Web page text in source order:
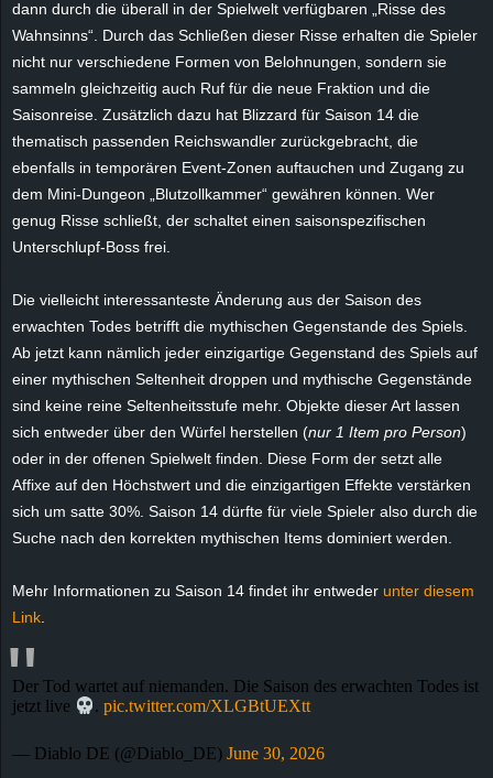
dann durch die überall in der Spielwelt verfügbaren „Risse des
Wahnsinns“. Durch das Schließen dieser Risse erhalten die Spieler
nicht nur verschiedene Formen von Belohnungen, sondern sie
sammeln gleichzeitig auch Ruf für die neue Fraktion und die
Saisonreise. Zusätzlich dazu hat Blizzard für Saison 14 die
thematisch passenden Reichswandler zurückgebracht, die
ebenfalls in temporären Event-Zonen auftauchen und Zugang zu
dem Mini-Dungeon „Blutzollkammer“ gewähren können. Wer
genug Risse schließt, der schaltet einen saisonspezifischen
Unterschlupf-Boss frei.
Die vielleicht interessanteste Änderung aus der Saison des
erwachten Todes betrifft die mythischen Gegenstande des Spiels.
Ab jetzt kann nämlich jeder einzigartige Gegenstand des Spiels auf
einer mythischen Seltenheit droppen und mythische Gegenstände
sind keine reine Seltenheitsstufe mehr. Objekte dieser Art lassen
sich entweder über den Würfel herstellen (nur 1 Item pro Person)
oder in der offenen Spielwelt finden. Diese Form der setzt alle
Affixe auf den Höchstwert und die einzigartigen Effekte verstärken
sich um satte 30%. Saison 14 dürfte für viele Spieler also durch die
Suche nach den korrekten mythischen Items dominiert werden.
Mehr Informationen zu Saison 14 findet ihr entweder unter diesem
Link.
Der Tod wartet auf niemanden. Die Saison des erwachten Todes ist
jetzt live
.pic.twitter.com/XLGBtUEXtt
— Diablo DE (@Diablo_DE) June 30, 2026